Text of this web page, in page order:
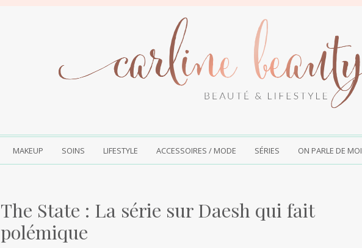
MAKEUP SOINS LIFESTYLE ACCESSOIRES / MODE SÉRIES ON PARLE DE MOI
The State : La série sur Daesh qui fait
polémique